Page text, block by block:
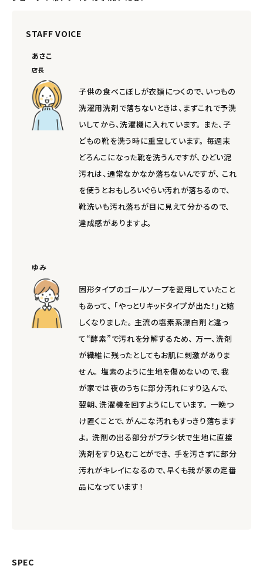
ようこそ ゲスト 様
ログイン
STAFF VOICE
あさこ
店長
子供の食べこぼしが衣類につくので、いつもの
洗濯用洗剤で落ちないときは、まずこれで予洗
いしてから、洗濯機に入れています。 また、子
どもの靴を洗う時に重宝しています。 毎週末
どろんこになった靴を洗うんですが、ひどい泥
汚れは、通常なかなか落ちないんですが、 これ
を使うとおもしろいぐらい汚れが落ちるので、
靴洗いも汚れ落ちが目に見えて分かるので、
達成感がありますよ。
ゆみ
固形タイプのゴールソープを愛用していたこと
もあって、 「やっとリキッドタイプが出た！」と嬉
しくなりました。 主流の塩素系漂白剤と違っ
て“酵素”で汚れを分解するため、 万一、洗剤
が繊維に残ったとしてもお肌に刺激がありま
せん。 塩素のように生地を傷めないので、我
が家では夜のうちに部分汚れにすり込んで、
翌朝、洗濯機を回すようにしています。 一晩つ
け置くことで、がんこな汚れもすっきり落ちます
よ。 洗剤の出る部分がブラシ状で生地に直接
洗剤をすり込むことができ、 手を汚さずに部分
汚れがキレイになるので、早くも我が家の定番
品になっています！
SPEC